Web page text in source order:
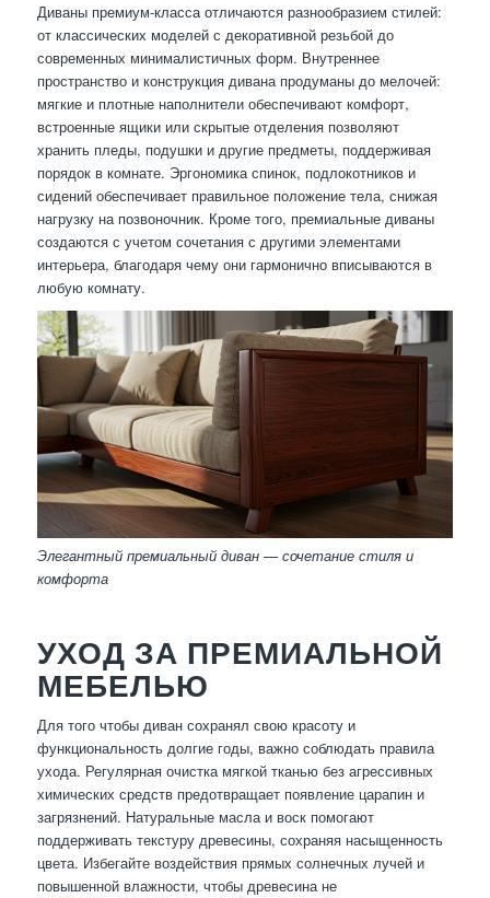
Диваны премиум-класса отличаются разнообразием стилей:
от классических моделей с декоративной резьбой до
современных минималистичных форм. Внутреннее
пространство и конструкция дивана продуманы до мелочей:
мягкие и плотные наполнители обеспечивают комфорт,
встроенные ящики или скрытые отделения позволяют
хранить пледы, подушки и другие предметы, поддерживая
порядок в комнате. Эргономика спинок, подлокотников и
сидений обеспечивает правильное положение тела, снижая
нагрузку на позвоночник. Кроме того, премиальные диваны
создаются с учетом сочетания с другими элементами
интерьера, благодаря чему они гармонично вписываются в
любую комнату.
Элегантный премиальный диван — сочетание стиля и
комфорта
УХОД ЗА ПРЕМИАЛЬНОЙ
МЕБЕЛЬЮ
Для того чтобы диван сохранял свою красоту и
функциональность долгие годы, важно соблюдать правила
ухода. Регулярная очистка мягкой тканью без агрессивных
химических средств предотвращает появление царапин и
загрязнений. Натуральные масла и воск помогают
поддерживать текстуру древесины, сохраняя насыщенность
цвета. Избегайте воздействия прямых солнечных лучей и
повышенной влажности, чтобы древесина не